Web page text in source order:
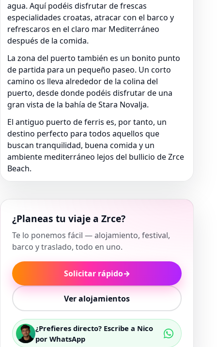
agua. Aquí podéis disfrutar de frescas
especialidades croatas, atracar con el barco y
refrescaros en el claro mar Mediterráneo
después de la comida.
La zona del puerto también es un bonito punto
de partida para un pequeño paseo. Un corto
camino os lleva alrededor de la colina del
puerto, desde donde podéis disfrutar de una
gran vista de la bahía de Stara Novalja.
El antiguo puerto de ferris es, por tanto, un
destino perfecto para todos aquellos que
buscan tranquilidad, buena comida y un
ambiente mediterráneo lejos del bullicio de Zrce
Beach.
¿Planeas tu viaje a Zrce?
Te lo ponemos fácil — alojamiento, festival,
barco y traslado, todo en uno.
Solicitar rápido→
Ver alojamientos
¿Prefieres directo? Escribe a Nico
por WhatsApp